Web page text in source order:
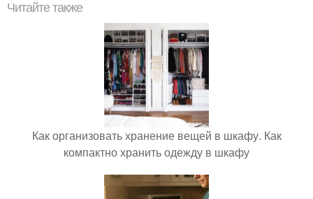
Читайте также
Как организовать хранение вещей в шкафу. Как
компактно хранить одежду в шкафу